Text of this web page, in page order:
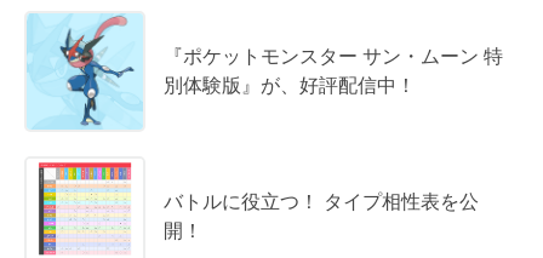
『ポケットモンスター サン・ムーン 特
別体験版』が、好評配信中！
バトルに役立つ！ タイプ相性表を公
開！